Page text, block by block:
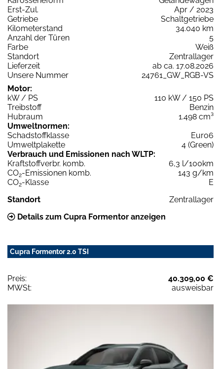
Erst-Zul.
Apr / 2023
Getriebe
Schaltgetriebe
Kilometerstand
34.040 km
Anzahl der Türen
5
Farbe
Weiß
Standort
Zentrallager
Lieferzeit
ab ca. 17.08.2026
Unsere Nummer
24761_GW_RGB-VS
Motor:
kW / PS
110 kW / 150 PS
Treibstoff
Benzin
Hubraum
1.498 cm³
Umweltnormen:
Schadstoffklasse
Euro6
Umweltplakette
4 (Green)
Verbrauch und Emissionen nach WLTP:
Kraftstoffverbr. komb.
6,3 l/100km
CO2-Emissionen komb.
143 g/km
CO2-Klasse
E
Standort
Zentrallager
Details zum Cupra Formentor anzeigen
Cupra Formentor 2.0 TSI
Preis:
40.309,00 €
MWSt:
ausweisbar